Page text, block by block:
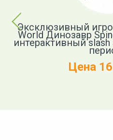
Previous
Эксклюзивный
World Динозавр
интерактивный
Цена